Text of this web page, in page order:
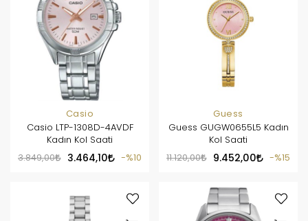
Casio
Casio LTP-1308D-4AVDF
Kadın Kol Saati
3.849,00
3.464,10 %10
Guess
Guess GUGW0655L5 Kadın
Kol Saati
11.120,00
9.452,00 %15